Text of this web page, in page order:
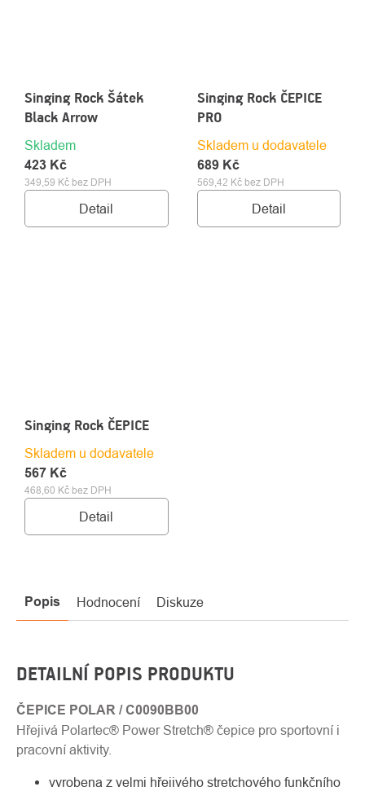
Singing Rock Šátek
Black Arrow
Skladem
349,59 Kč bez DPH
423 Kč
Detail
Singing Rock ČEPICE
PRO
Skladem u dodavatele
569,42 Kč bez DPH
689 Kč
Detail
Singing Rock ČEPICE
Skladem u dodavatele
468,60 Kč bez DPH
567 Kč
Detail
Popis Hodnocení Diskuze
DETAILNÍ POPIS PRODUKTU
ČEPICE POLAR / C0090BB00
Hřejivá Polartec® Power Stretch® čepice pro sportovní i
pracovní aktivity.
vyrobena z velmi hřejivého stretchového funkčního